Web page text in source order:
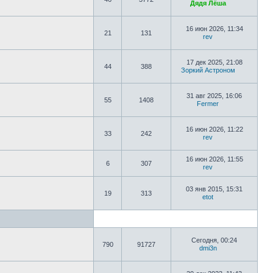
Дядя Лёша
21 131
16 июн 2026, 11:34
rev
44 388
17 дек 2025, 21:08
Зоркий Астроном
55 1408
31 авг 2025, 16:06
Fermer
33 242
16 июн 2026, 11:22
rev
6 307
16 июн 2026, 11:55
rev
19 313
03 янв 2015, 15:31
etot
790 91727
Сегодня, 00:24
dmi3n